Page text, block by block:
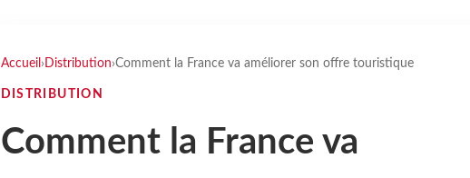
Accueil › Distribution›Comment la France va améliorer son offre touristique
DISTRIBUTION
Comment la France va